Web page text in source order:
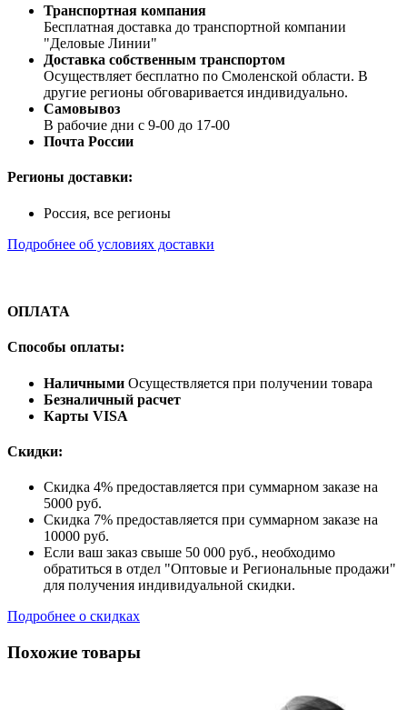
Транспортная компания
Бесплатная доставка до транспортной компании
"Деловые Линии"
Доставка собственным транспортом
Осуществляет бесплатно по Смоленской области. В
другие регионы обговаривается индивидуально.
Самовывоз
В рабочие дни с 9-00 до 17-00
Почта России
Регионы доставки:
Россия, все регионы
Подробнее об условиях доставки
ОПЛАТА
Способы оплаты:
Наличными Осуществляется при получении товара
Безналичный расчет
Карты VISA
Скидки:
Скидка 4% предоставляется при суммарном заказе на
5000 руб.
Скидка 7% предоставляется при суммарном заказе на
10000 руб.
Если ваш заказ свыше 50 000 руб., необходимо
обратиться в отдел "Оптовые и Региональные продажи"
для получения индивидуальной скидки.
Подробнее о скидках
Похожие товары